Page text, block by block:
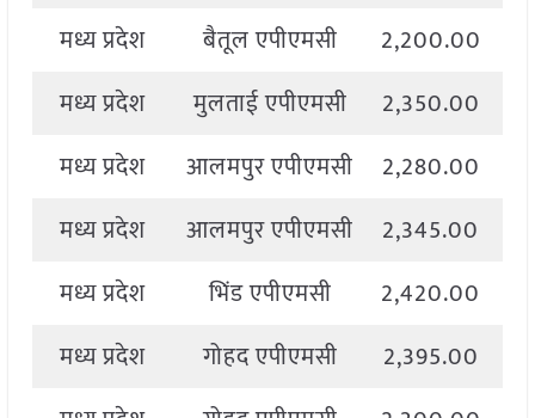
मध्य प्रदेश
बैतूल एपीएमसी 2,200.00
मध्य प्रदेश
मुलताई एपीएमसी 2,350.00
मध्य प्रदेश
आलमपुर एपीएमसी 2,280.00
मध्य प्रदेश
आलमपुर एपीएमसी 2,345.00
मध्य प्रदेश
भिंड एपीएमसी 2,420.00
मध्य प्रदेश
गोहद एपीएमसी 2,395.00